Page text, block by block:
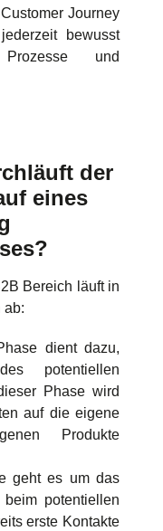
Journey
bewusst
und
der
eines
Bereich läuft in
ab:
dient dazu,
potentiellen
Phase wird
auf die eigene
Produkte
geht es um das
potentiellen
erste Kontakte